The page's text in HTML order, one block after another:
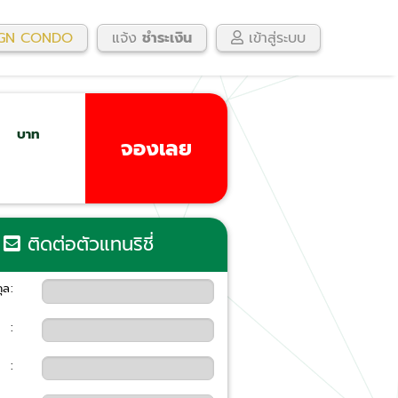
CONDO แจ้ง ชำระเงิน เข้าสู่ระบบ
บาท จองเลย
ติดต่อตัวแทนริชี่